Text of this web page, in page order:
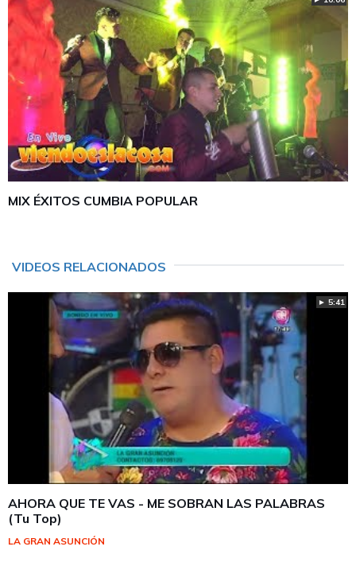
MIX ÉXITOS CUMBIA POPULAR
VIDEOS RELACIONADOS
► 5:41
AHORA QUE TE VAS - ME SOBRAN LAS PALABRAS
(Tu Top)
LA GRAN ASUNCIÓN